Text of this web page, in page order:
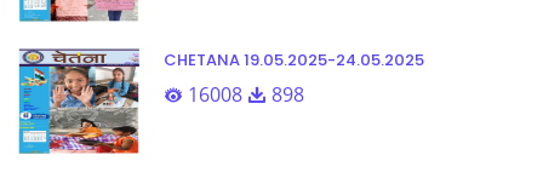
CHETANA 19.05.2025-24.05.2025
16008 898